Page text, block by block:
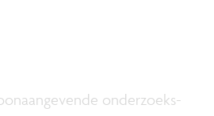
onderzoeks-